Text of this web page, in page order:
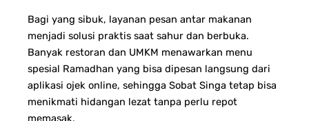
Bagi yang sibuk, layanan pesan antar makanan
menjadi solusi praktis saat sahur dan berbuka.
Banyak restoran dan UMKM menawarkan menu
spesial Ramadhan yang bisa dipesan langsung dari
aplikasi ojek online, sehingga Sobat Singa tetap bisa
menikmati hidangan lezat tanpa perlu repot
memasak.